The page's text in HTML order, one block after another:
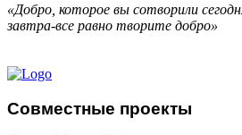
«Добро, которое вы сотворили
завтра-все равно творите добро»
Совместные проекты